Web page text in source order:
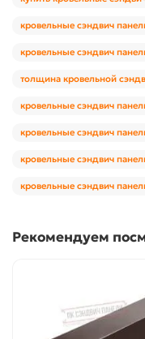
кровельные сэндвич
кровельные сэндвич
толщина кровельной
кровельные сэндвич
кровельные сэндвич
кровельные сэндвич
кровельные сэндвич
Рекомендуем